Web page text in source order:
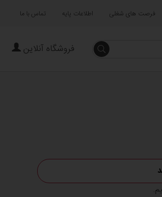
فرصت های شغلی اطلاعات پایه تماس با ما
جستجو فروشگاه آنلاین